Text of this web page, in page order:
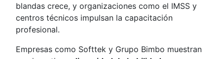
blandas crece, y organizaciones como el IMSS y
centros técnicos impulsan la capacitación
profesional.
Empresas como Softtek y Grupo Bimbo muestran